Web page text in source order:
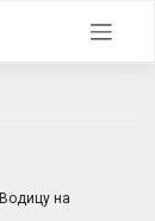
на